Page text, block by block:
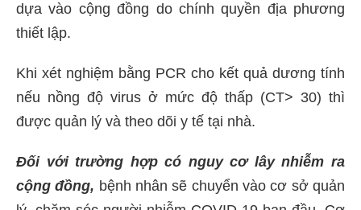
dựa vào cộng đồng do chính quyền địa phương
thiết lập.
Khi xét nghiệm bằng PCR cho kết quả dương tính
nếu nồng độ virus ở mức độ thấp (CT> 30) thì
được quản lý và theo dõi y tế tại nhà.
Đối với trường hợp có nguy cơ lây nhiễm ra
cộng đồng, bệnh nhân sẽ chuyển vào cơ sở quản